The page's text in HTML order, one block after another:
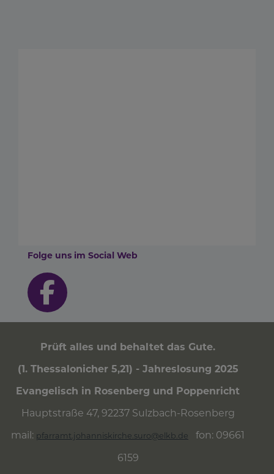
Folge uns im Social Web
Prüft alles und behaltet das Gute.
(1. Thessalonicher 5,21) - Jahreslosung 2025
Evangelisch in Rosenberg und Poppenricht
Hauptstraße 47, 92237 Sulzbach-Rosenberg
mail: pfarramt.johanniskirche.suro@elkb.de fon: 09661
6159